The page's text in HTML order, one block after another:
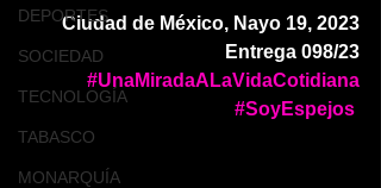
DEPORTES
SOCIEDAD
TECNOLOGÍA
TABASCO
MONARQUÍA
Ciudad de México, Nayo 19, 2023
Entrega 098/23
#UnaMiradaALaVidaCotidiana
#SoyEspejos